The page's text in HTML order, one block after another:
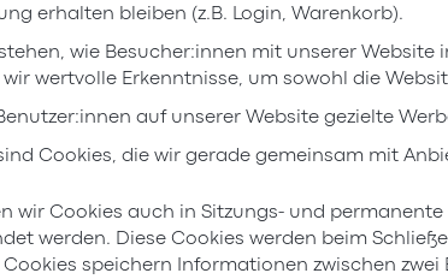
erhalten bleiben (z.B. Login, Warenkorb).
wie Besucher:innen mit unserer
wertvolle Erkenntnisse, um sowohl die
auf unserer Website gezielte
Cookies, die wir gerade gemeinsam mit
wir Cookies auch in Sitzungs- und
werden. Diese Cookies werden beim
speichern Informationen zwischen